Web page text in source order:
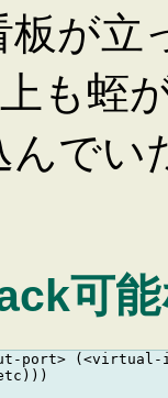
が立
も蛭
んでい
可
port> (<virtual-